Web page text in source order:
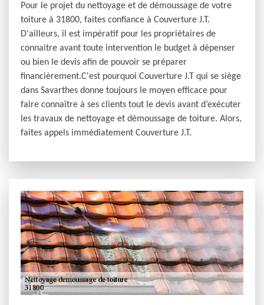
Pour le projet du nettoyage et de démoussage de votre
toiture à 31800, faites confiance à Couverture J.T.
D'ailleurs, il est impératif pour les propriétaires de
connaitre avant toute intervention le budget à dépenser
ou bien le devis afin de pouvoir se préparer
financièrement.C'est pourquoi Couverture J.T qui se siège
dans Savarthes donne toujours le moyen efficace pour
faire connaître à ses clients tout le devis avant d’exécuter
les travaux de nettoyage et démoussage de toiture. Alors,
faites appels immédiatement Couverture J.T.